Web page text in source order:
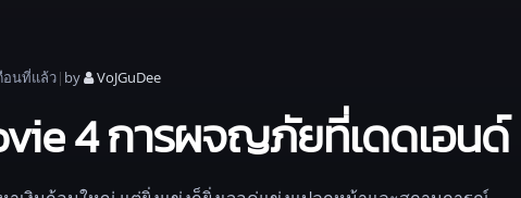
อนที่แล้ว| by VoJGuDee
4 การผจญภัยที่เดดเอนด์